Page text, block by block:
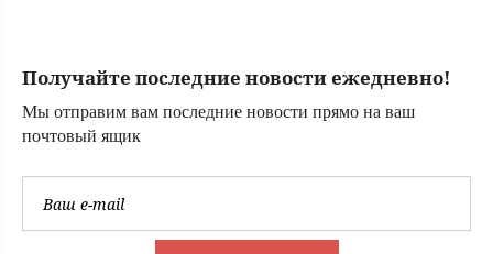
Получайте последние новости ежедневно!
Мы отправим вам последние новости прямо на ваш
почтовый ящик